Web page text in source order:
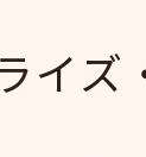
イズ